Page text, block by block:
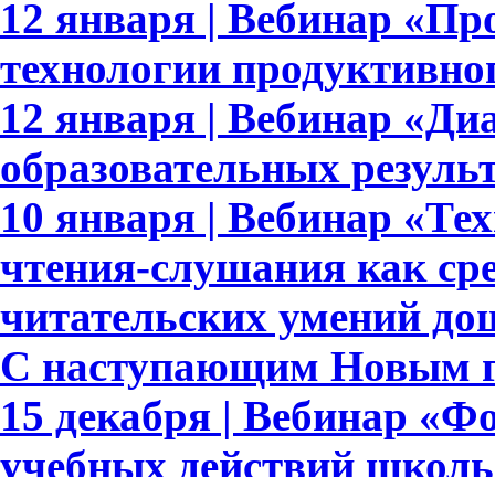
12 января | Вебинар
технологии
12 января | Вебинар
образовательных
10 января | Вебинар
чтения-слушания как
читательских умений
С наступающим Новым
15 декабря | Вебинар
учебных действий